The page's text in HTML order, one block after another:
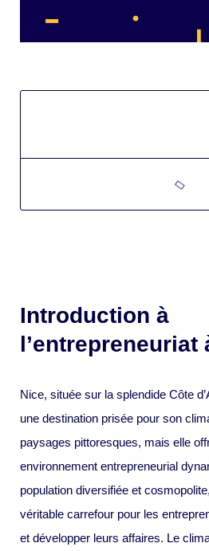
Introduction à
l’entrepreneuriat
Nice, située sur la splendide Côte
une destination prisée pour son
paysages pittoresques, mais elle
environnement entrepreneurial
population diversifiée et
véritable carrefour pour les
et développer leurs affaires. Le